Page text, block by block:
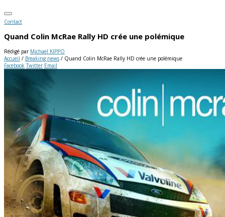
Contact
Quand Colin McRae Rally HD crée une polémique
Rédigé par Michaël KIPPO
Accueil / Breaking news / Quand Colin McRae Rally HD crée une polémique
Facebook Twitter Email